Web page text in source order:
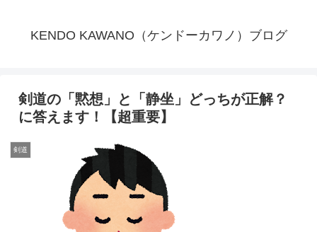
KENDO KAWANO（ケンドーカワノ）ブログ
剣道の「黙想」と「静坐」どっちが正解？
に答えます！【超重要】
剣道